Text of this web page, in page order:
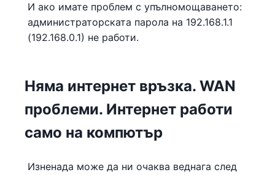
И ако имате проблем с упълномощаването:
администраторската парола на 192.168.1.1
(192.168.0.1) не работи.
Няма интернет връзка. WAN
проблеми. Интернет работи
само на компютър
Изненада може да ни очаква веднага след